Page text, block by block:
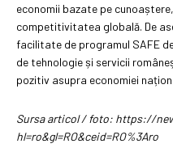
economii bazate pe
competitivitatea globală. De
facilitate de programul SAFE
de tehnologie și servicii
pozitiv asupra economiei
Sursa articol / foto: https://
hl=ro&gl=RO&ceid=RO%3Aro